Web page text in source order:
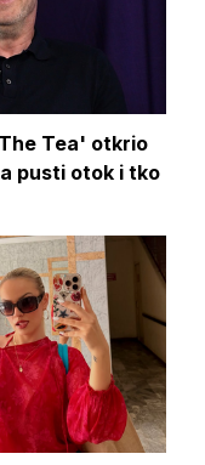
Tea' otkrio
pusti otok i tko